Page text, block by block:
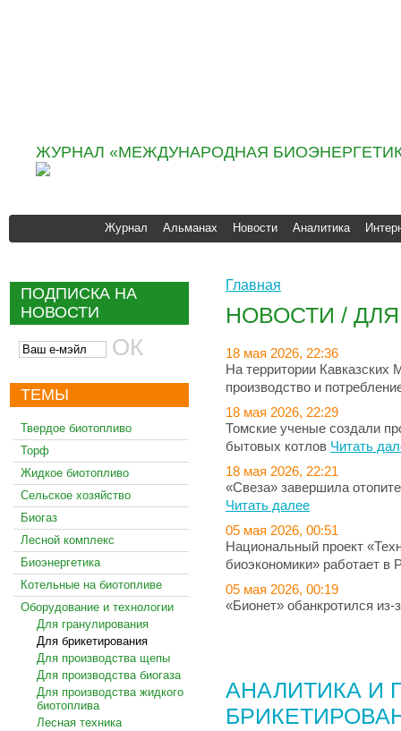
ЖУРНАЛ «МЕЖДУНАРОДНАЯ
Журнал Альманах Новости Аналитика
ПОДПИСКА НА
НОВОСТИ
ТЕМЫ
Твердое биотопливо
Торф
Жидкое биотопливо
Сельское хозяйство
Биогаз
Лесной комплекс
Биоэнергетика
Котельные на биотопливе
Оборудование и технологии
Для гранулирования
Для брикетирования
Для производства щепы
Для производства биогаза
Для производства жидкого
биотоплива
Лесная техника
Главная
НОВОСТИ /
18 мая 2026, 22:36
На территории
производство и
18 мая 2026, 22:29
Томские ученые создали
бытовых котлов Читать
18 мая 2026, 22:21
«Свеза» завершила
Читать далее
05 мая 2026, 00:51
Национальный проект
биоэкономики» работает
05 мая 2026, 00:19
«Бионет» обанкротился
АНАЛИТИКА И